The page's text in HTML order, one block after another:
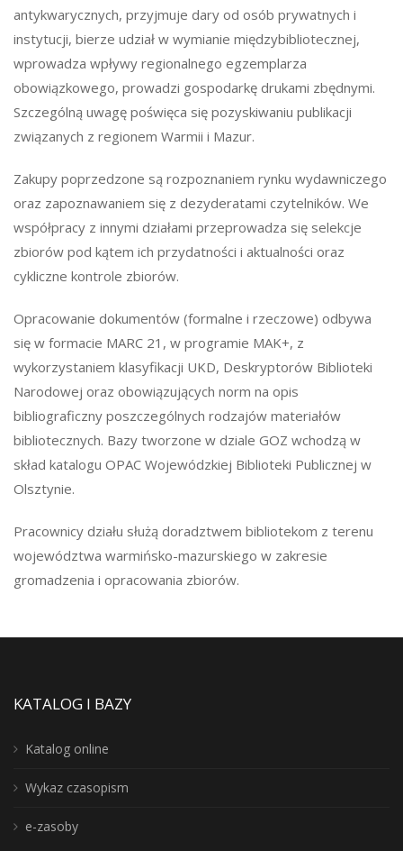
antykwarycznych, przyjmuje dary od osób prywatnych i
instytucji, bierze udział w wymianie międzybibliotecznej,
wprowadza wpływy regionalnego egzemplarza
obowiązkowego, prowadzi gospodarkę drukami zbędnymi.
Szczególną uwagę poświęca się pozyskiwaniu publikacji
związanych z regionem Warmii i Mazur.
Zakupy poprzedzone są rozpoznaniem rynku wydawniczego
oraz zapoznawaniem się z dezyderatami czytelników. We
współpracy z innymi działami przeprowadza się selekcje
zbiorów pod kątem ich przydatności i aktualności oraz
cykliczne kontrole zbiorów.
Opracowanie dokumentów (formalne i rzeczowe) odbywa
się w formacie MARC 21, w programie MAK+, z
wykorzystaniem klasyfikacji UKD, Deskryptorów Biblioteki
Narodowej oraz obowiązujących norm na opis
bibliograficzny poszczególnych rodzajów materiałów
bibliotecznych. Bazy tworzone w dziale GOZ wchodzą w
skład katalogu OPAC Wojewódzkiej Biblioteki Publicznej w
Olsztynie.
Pracownicy działu służą doradztwem bibliotekom z terenu
województwa warmińsko-mazurskiego w zakresie
gromadzenia i opracowania zbiorów.
KATALOG I BAZY
Katalog online
Wykaz czasopism
e-zasoby